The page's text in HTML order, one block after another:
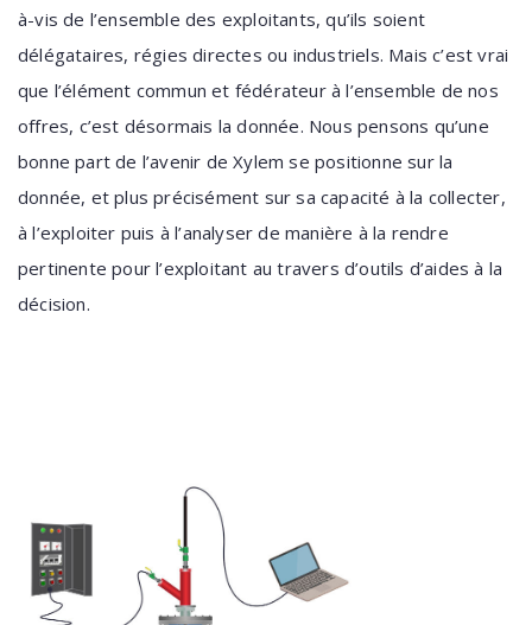
à-vis de l’ensemble des exploitants, qu’ils soient
délégataires, régies directes ou industriels. Mais c’est vrai
que l’élément commun et fédérateur à l’ensemble de nos
offres, c’est désormais la donnée. Nous pensons qu’une
bonne part de l’avenir de Xylem se positionne sur la
donnée, et plus précisément sur sa capacité à la collecter,
à l’exploiter puis à l’analyser de manière à la rendre
pertinente pour l’exploitant au travers d’outils d’aides à la
décision.